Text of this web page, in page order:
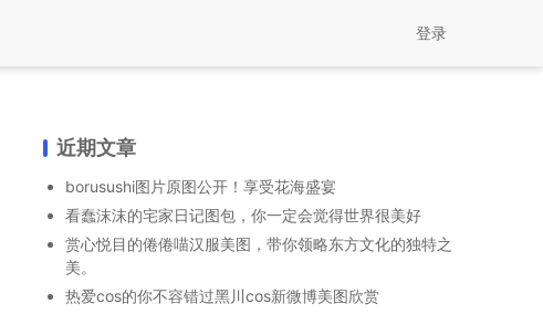
登录
近期文章
borusushi图片原图公开！享受花海盛宴
看蠢沫沫的宅家日记图包，你一定会觉得世界很美好
赏心悦目的倦倦喵汉服美图，带你领略东方文化的独特之
美。
热爱cos的你不容错过黑川cos新微博美图欣赏